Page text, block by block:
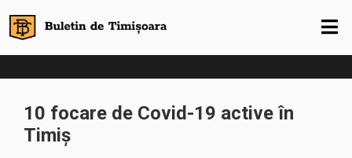
10 focare de Covid-19 active în
Timiș